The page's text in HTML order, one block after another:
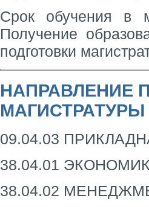
Срок обучения в
Получение
подготовки
НАПРАВЛЕНИЕ
МАГИСТРАТУРЫ
09.04.03
38.04.01
38.04.02